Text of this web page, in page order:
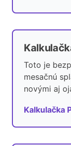
Toto je
mesačnú
novými aj
Kalkulačka